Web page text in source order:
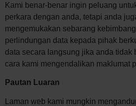
Kami benar-benar ingin peluang
perkara dengan anda, tetapi anda
mengemukakan sebarang
perlindungan data kepada pihak
data secara langsung jika anda tidak
cara kami mengendalikan maklumat
Pautan Luaran
Laman web kami mungkin